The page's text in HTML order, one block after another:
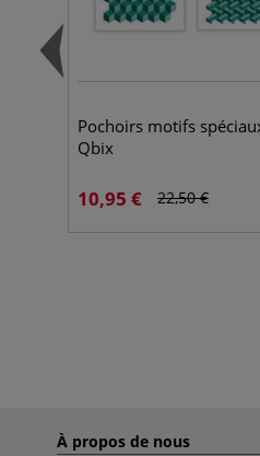
Pochoirs motifs
Qbix
10,95 € 22,50 €
À propos de nous